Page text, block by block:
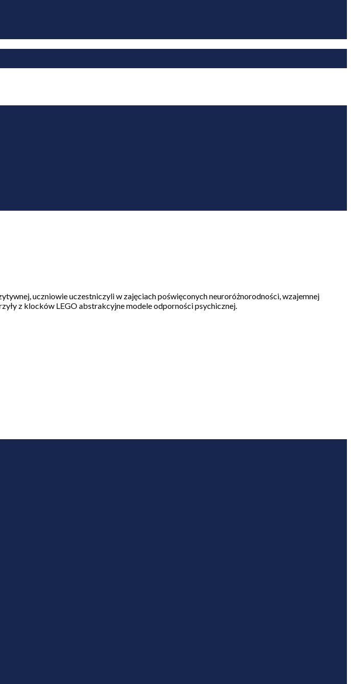
uczniowie uczestniczyli w zajęciach poświęconych neuroróżnorodności, wzajemnej
z klocków LEGO abstrakcyjne modele odporności psychicznej.